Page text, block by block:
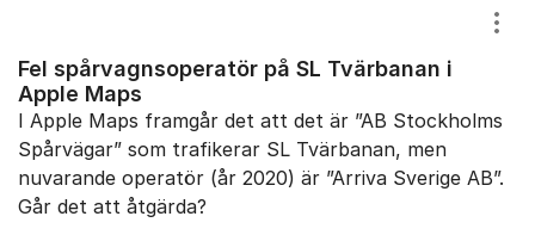
Fel spårvagnsoperatör på SL Tvärbanan i
Apple Maps
I Apple Maps framgår det att det är ”AB Stockholms
Spårvägar” som trafikerar SL Tvärbanan, men
nuvarande operatör (år 2020) är ”Arriva Sverige AB”.
Går det att åtgärda?